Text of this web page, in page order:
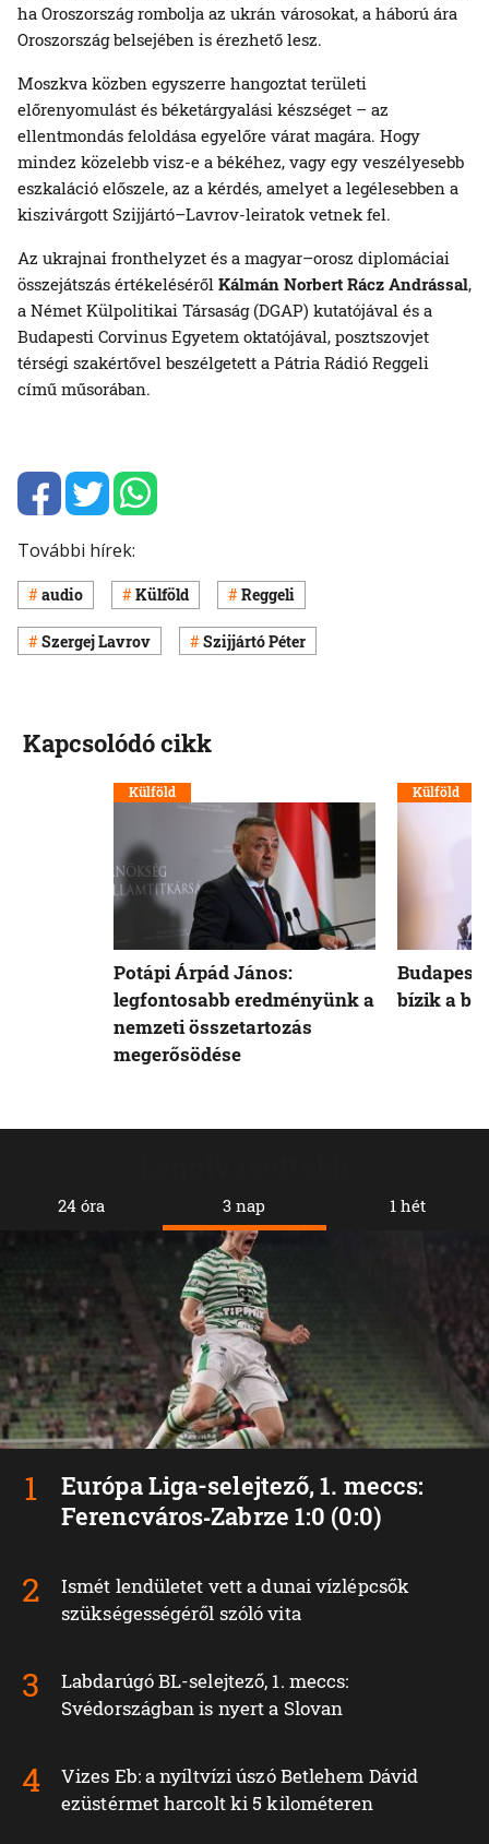
ha Oroszország rombolja az ukrán városokat, a háború ára
Oroszország belsejében is érezhető lesz.
Moszkva közben egyszerre hangoztat területi
előrenyomulást és béketárgyalási készséget – az
ellentmondás feloldása egyelőre várat magára. Hogy
mindez közelebb visz-e a békéhez, vagy egy veszélyesebb
eszkaláció előszele, az a kérdés, amelyet a legélesebben a
kiszivárgott Szijjártó–Lavrov-leiratok vetnek fel.
Az ukrajnai fronthelyzet és a magyar–orosz diplomáciai
összejátszás értékeléséről Kálmán Norbert Rácz Andrással,
a Német Külpolitikai Társaság (DGAP) kutatójával és a
Budapesti Corvinus Egyetem oktatójával, posztszovjet
térségi szakértővel beszélgetett a Pátria Rádió Reggeli
című műsorában.
További hírek:
audio Külföld Reggeli
Szergej Lavrov Szijjártó Péter
24 óra 3 nap
Európa Liga-selejtező, 1. meccs:
Ferencváros‑Zabrze 1:0 (0:0)
Ismét lendületet vett a dunai vízlépcsők
szükségességéről szóló vita
Labdarúgó BL-selejtező, 1. meccs:
Svédországban is nyert a Slovan
Vizes Eb: a nyíltvízi úszó Betlehem Dávid
ezüstérmet harcolt ki 5 kilométeren
1 hét
Kapcsolódó cikk
Külföld
Potápi Árpád János:
legfontosabb eredményünk a
nemzeti összetartozás
megerősödése
Külföld
Budapest
bízik a